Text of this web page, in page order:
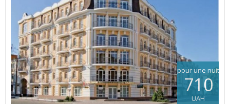
pour une nuit
710
UAH